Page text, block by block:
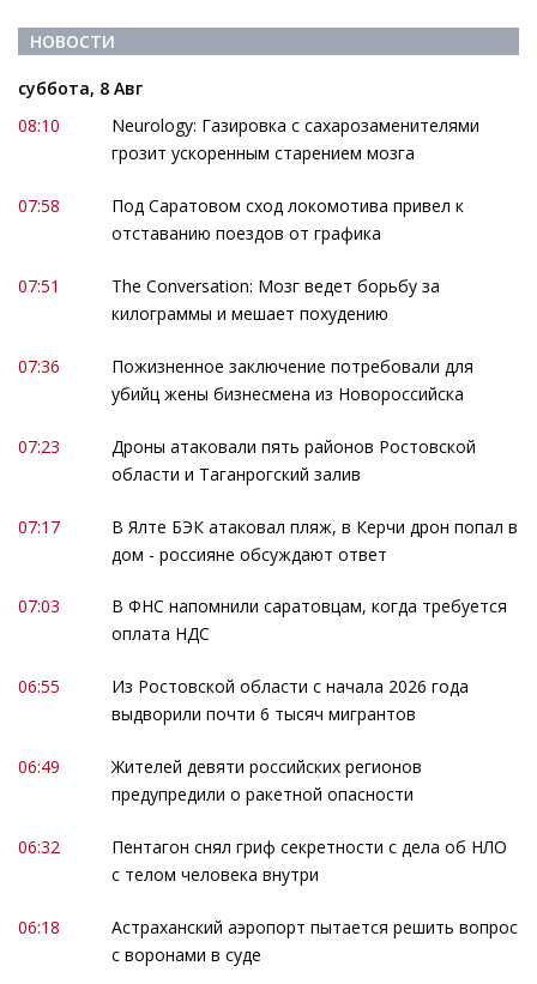
НОВОСТИ
суббота, 8 Авг
08:10
Neurology: Газировка с сахарозаменителями
грозит ускоренным старением мозга
07:58
Под Саратовом сход локомотива привел к
отставанию поездов от графика
07:51
The Conversation: Мозг ведет борьбу за
килограммы и мешает похудению
07:36
Пожизненное заключение потребовали для
убийц жены бизнесмена из Новороссийска
07:23
Дроны атаковали пять районов Ростовской
области и Таганрогский залив
07:17
В Ялте БЭК атаковал пляж, в Керчи дрон попал в
дом - россияне обсуждают ответ
07:03
В ФНС напомнили саратовцам, когда требуется
оплата НДС
06:55
Из Ростовской области с начала 2026 года
выдворили почти 6 тысяч мигрантов
06:49
Жителей девяти российских регионов
предупредили о ракетной опасности
06:32
Пентагон снял гриф секретности с дела об НЛО
с телом человека внутри
06:18
Астраханский аэропорт пытается решить вопрос
с воронами в суде